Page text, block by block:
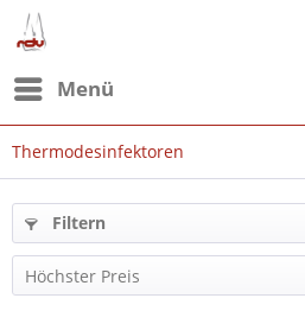
Menü
Thermodesinfektoren
Filtern